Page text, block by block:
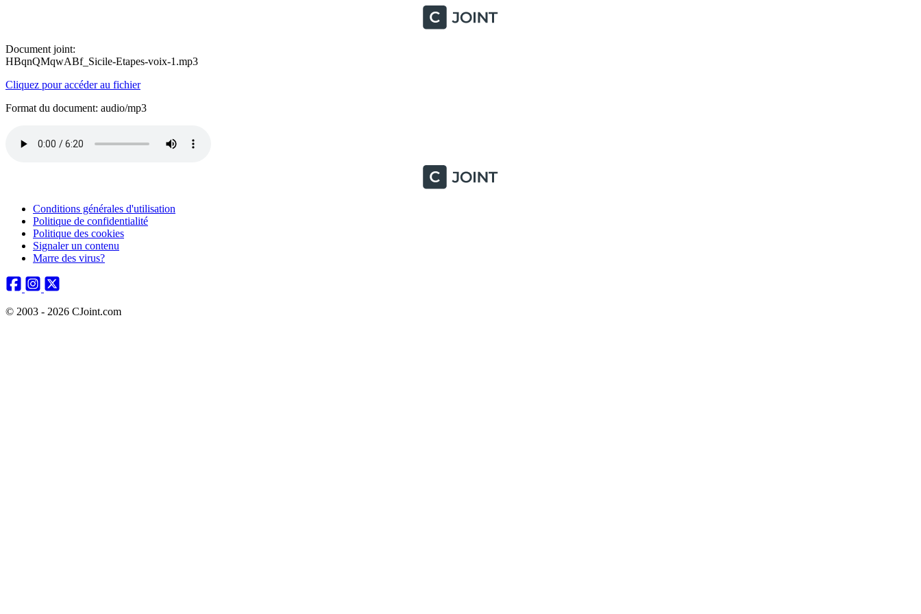
Document joint:
HBqnQMqwABf_Sicile-Etapes-voix-1.mp3
Cliquez pour accéder au fichier
Format du document: audio/mp3
Conditions générales d'utilisation
Politique de confidentialité
Politique des cookies
Signaler un contenu
Marre des virus?
© 2003 - 2026 CJoint.com